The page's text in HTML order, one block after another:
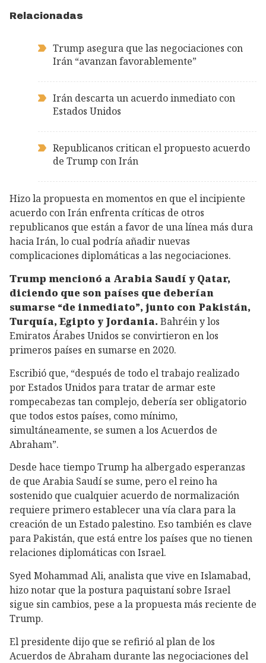
Relacionadas
Trump asegura que las negociaciones con
Irán “avanzan favorablemente”
Irán descarta un acuerdo inmediato con
Estados Unidos
Republicanos critican el propuesto acuerdo
de Trump con Irán
Hizo la propuesta en momentos en que el incipiente
acuerdo con Irán enfrenta críticas de otros
republicanos que están a favor de una línea más dura
hacia Irán, lo cual podría añadir nuevas
complicaciones diplomáticas a las negociaciones.
Trump mencionó a Arabia Saudí y Qatar,
diciendo que son países que deberían
sumarse “de inmediato”, junto con Pakistán,
Turquía, Egipto y Jordania. Bahréin y los
Emiratos Árabes Unidos se convirtieron en los
primeros países en sumarse en 2020.
Escribió que, “después de todo el trabajo realizado
por Estados Unidos para tratar de armar este
rompecabezas tan complejo, debería ser obligatorio
que todos estos países, como mínimo,
simultáneamente, se sumen a los Acuerdos de
Abraham”.
Desde hace tiempo Trump ha albergado esperanzas
de que Arabia Saudí se sume, pero el reino ha
sostenido que cualquier acuerdo de normalización
requiere primero establecer una vía clara para la
creación de un Estado palestino. Eso también es clave
para Pakistán, que está entre los países que no tienen
relaciones diplomáticas con Israel.
Syed Mohammad Ali, analista que vive en Islamabad,
hizo notar que la postura paquistaní sobre Israel
sigue sin cambios, pese a la propuesta más reciente de
Trump.
El presidente dijo que se refirió al plan de los
Acuerdos de Abraham durante las negociaciones del